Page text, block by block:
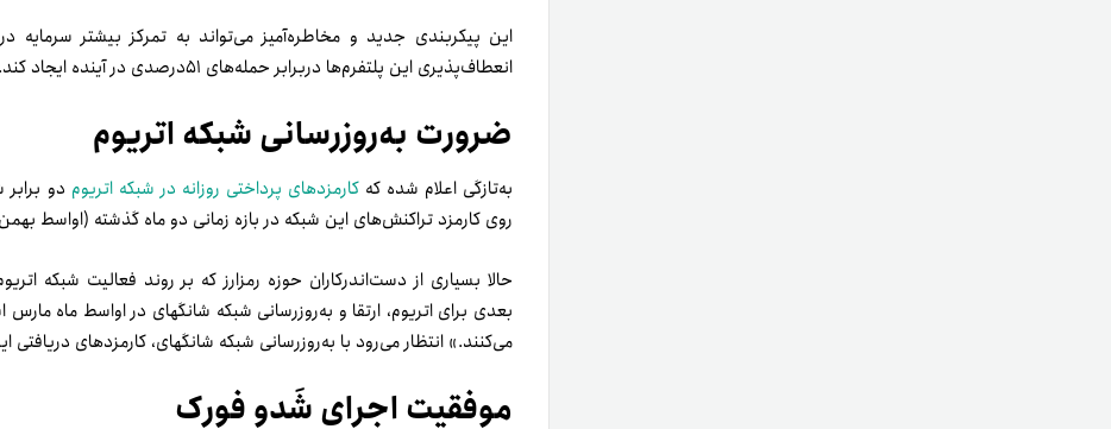
این پیکربندی جدید و مخاطره‌آمیز می‌تواند به تمرکز بیشتر
انعطاف‌پذیری این پلتفرم‌ها در‌برابر حمله‌های ۵۱درصدی در آینده ایجاد کند.
ضرورت به‌روزرسانی شبکه اتریوم
به‌تازگی اعلام شده کهکارمزدهای پرداختی روزانه در شبکه اتریوم دو
روی کارمزد تراکنش‌های این شبکه در بازه زمانی دو ماه گذشته (‌اواسط
حالا بسیاری از دست‌اندرکاران حوزه رمز‌ارز که بر روند فعالیت شبکه
بعدی برای اتریوم، ارتقا و به‌روزرسانی شبکه شانگهای در اواسط ماه
می‌کنند.» انتظار می‌رود با به‌روز‌رسانی شبکه شانگهای، کارمزدهای
موفقیت اجرای شَدو فورک